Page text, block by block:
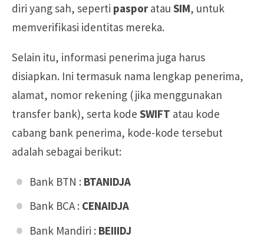
diri yang sah, seperti pasporatau SIM, untuk
memverifikasi identitas mereka.
Selain itu, informasi penerima juga harus
disiapkan. Ini termasuk nama lengkap penerima,
alamat, nomor rekening (jika menggunakan
transfer bank), serta kode SWIFT atau kode
cabang bank penerima, kode-kode tersebut
adalah sebagai berikut:
Bank BTN : BTANIDJA
Bank BCA : CENAIDJA
Bank Mandiri : BEIIIDJ